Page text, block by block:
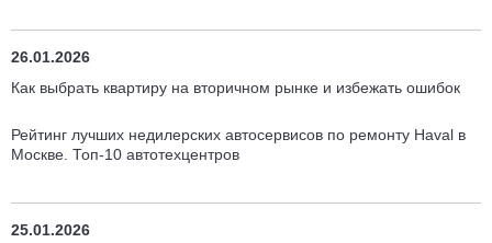
26.01.2026
Как выбрать квартиру на вторичном рынке и избежать ошибок
Рейтинг лучших недилерских автосервисов по ремонту Haval в
Москве. Топ-10 автотехцентров
25.01.2026